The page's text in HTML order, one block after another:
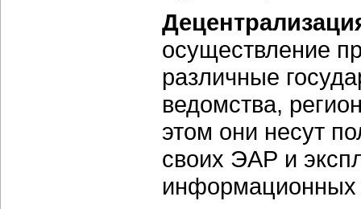
осуществление
различные
ведомства,
этом они несут
своих ЭАР и
информационных